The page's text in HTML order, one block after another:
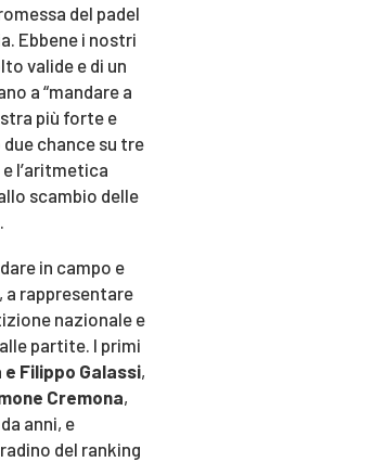
del padel
Ebbene i nostri
valide e di un
a “mandare a
più forte e
chance su tre
l’aritmetica
scambio delle
in campo e
a rappresentare
nazionale e
partite. I primi
e Filippo Galassi,
Cremona,
anni, e
del ranking